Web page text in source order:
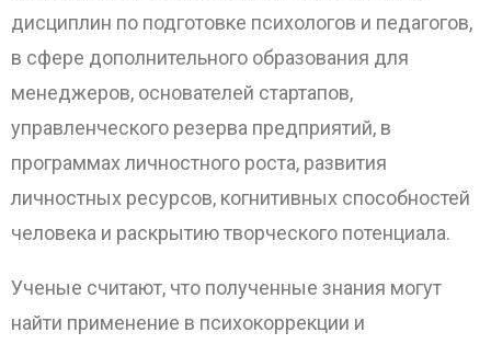
дисциплин по подготовке психологов и педагогов,
в сфере дополнительного образования для
менеджеров, основателей стартапов,
управленческого резерва предприятий, в
программах личностного роста, развития
личностных ресурсов, когнитивных способностей
человека и раскрытию творческого потенциала.
Ученые считают, что полученные знания могут
найти применение в психокоррекции и